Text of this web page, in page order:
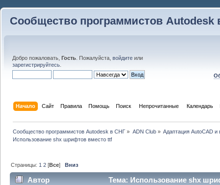
Сообщество программистов Autodesk
Добро пожаловать, Гость . Пожалуйста, войдите или
зарегистрируйтесь
Начало Сайт Правила Помощь Поиск Непрочитанные Календарь
Сообщество программистов Autodesk в СНГ » ADN Club» Адаптация AutoCAD и
Использование shx шрифтов вместо ttf
Страницы: 1 2 [Все]Вниз
Автор Тема: Использование shx